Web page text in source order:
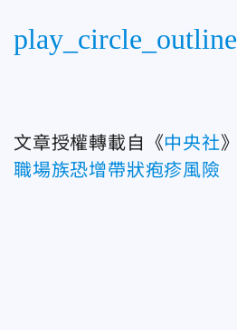
play_circle_outline
文章授權轉載自《中央社》
職場族恐增帶狀疱疹風險